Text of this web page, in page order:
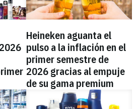
Heineken aguanta el
pulso a la inflación en el
primer semestre de
2026 gracias al empuje
de su gama premium